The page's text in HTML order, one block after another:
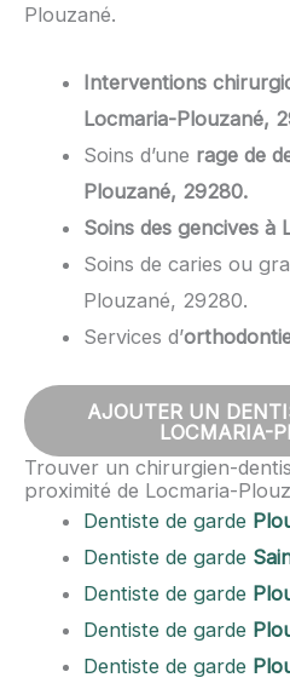
Plouzané.
Interventions
Locmaria-Plouzané,
Soins d’une rage de
Plouzané, 29280.
Soins des gencives à
Soins de caries ou
Plouzané, 29280.
Services d’
AJOUTER UN
LOCMARIA-
Trouver un chirurgien-
proximité de Locmaria-
Dentiste de garde
Dentiste de garde
Dentiste de garde
Dentiste de garde
Dentiste de garde